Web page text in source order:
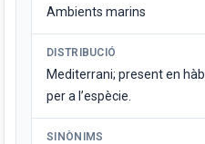
Ambients marins
DISTRIBUCIÓ
Mediterrani; present en
per a l’espècie.
SINÒNIMS